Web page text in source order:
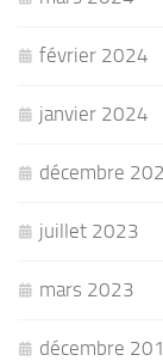
février 2024
janvier 2024
décembre
juillet 2023
mars 2023
décembre